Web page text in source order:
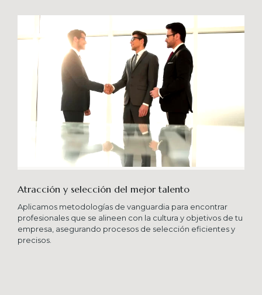
potencien su crecimiento en los niveles
esperados combinando una serie de buenas
prácticas y diversas metodologías.
Atracción y selección del mejor talento
Aplicamos metodologías de vanguardia para encontrar
profesionales que se alineen con la cultura y objetivos de tu
empresa, asegurando procesos de selección eficientes y
precisos.